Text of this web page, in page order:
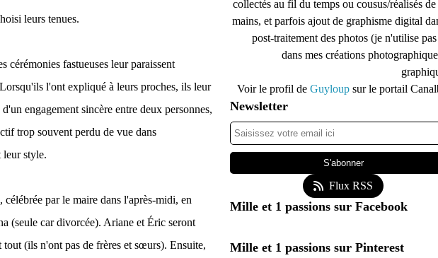
leurs tenues.
cérémonies fastueuses leur paraissent
l'ont expliqué à leurs proches, ils leur
engagement sincère entre deux personnes,
trop souvent perdu de vue dans
leur style.
par le maire dans l'après-midi, en
(seule car divorcée). Ariane et Éric seront
tout (ils n'ont pas de frères et sœurs). Ensuite,
collectés au fil du temps ou cousus/réalisés de
mains, et parfois ajout de graphisme digital
post-traitement des photos (je n'utilise
dans mes créations
Voir le profil de Guyloup sur le portail
Newsletter
Flux RSS
Mille et 1 passions sur Facebook
Mille et 1 passions sur Pinterest